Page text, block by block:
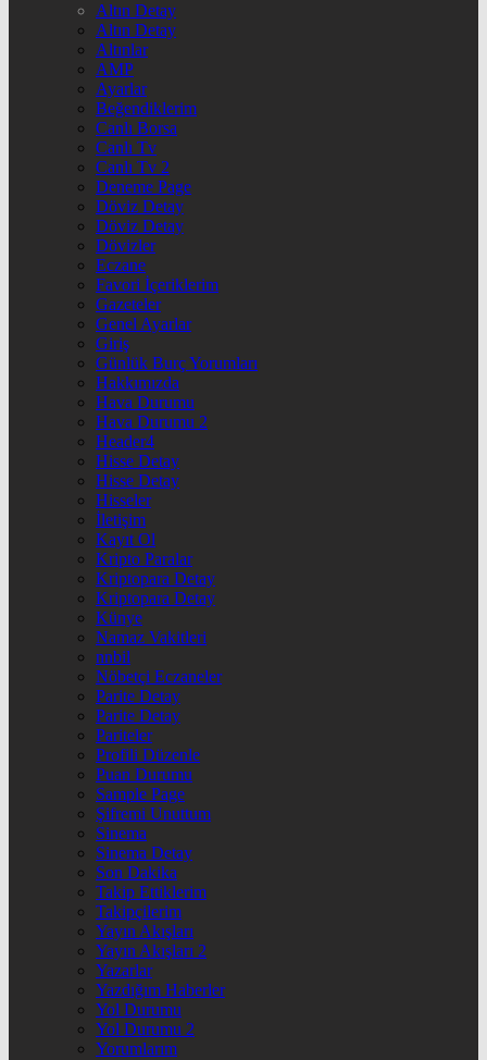
Altın Detay
Altın Detay
Altınlar
AMP
Ayarlar
Beğendiklerim
Canlı Borsa
Canlı Tv
Canlı Tv 2
Deneme Page
Döviz Detay
Döviz Detay
Dövizler
Eczane
Favori İçeriklerim
Gazeteler
Genel Ayarlar
Giriş
Günlük Burç Yorumları
Hakkımızda
Hava Durumu
Hava Durumu 2
Header4
Hisse Detay
Hisse Detay
Hisseler
İletişim
Kayıt Ol
Kripto Paralar
Kriptopara Detay
Kriptopara Detay
Künye
Namaz Vakitleri
nnbil
Nöbetçi Eczaneler
Parite Detay
Parite Detay
Pariteler
Profili Düzenle
Puan Durumu
Sample Page
Şifremi Unuttum
Sinema
Sinema Detay
Son Dakika
Takip Ettiklerim
Takipçilerim
Yayın Akışları
Yayın Akışları 2
Yazarlar
Yazdığım Haberler
Yol Durumu
Yol Durumu 2
Yorumlarım